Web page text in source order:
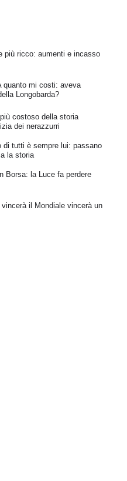
più ricco: aumenti e incasso
quanto mi costi: aveva
Longobarda?
costoso della storia
dei nerazzurri
di tutti è sempre lui: passano
la storia
Borsa: la Luce fa perdere
il Mondiale vincerà un